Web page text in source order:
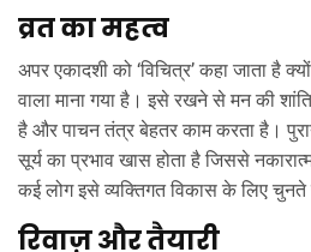
व्रत का महत्व
अपर एकादशी को ‘विचित्र’ कहा जाता है
वाला माना गया है। इसे रखने से मन की
है और पाचन तंत्र बेहतर काम करता है।
सूर्य का प्रभाव खास होता है जिससे
कई लोग इसे व्यक्तिगत विकास के लिए चुनते
रिवाज़ और तैयारी